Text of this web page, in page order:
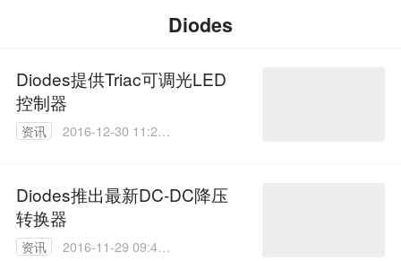
Diodes
Diodes提供Triac可调光LED
控制器
资讯
2016-12-30 11:26:
Diodes推出最新DC-DC降压
转换器
资讯
2016-11-29 09:41: